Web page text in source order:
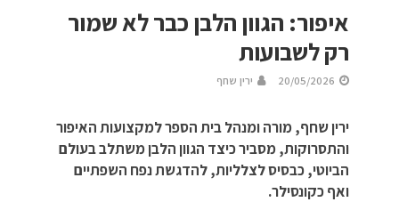
איפור: הגוון הלבן כבר לא שמור
רק לשבועות
20/05/2026 ירין שחף
ירין שחף, מורה ומנהל בית הספר למקצועות האיפור
והתסרוקות, מסביר כיצד הגוון הלבן משתלב בעולם
הביוטי, כבסיס לצלליות, להדגשת נפח השפתיים
ואף כקונסילר.